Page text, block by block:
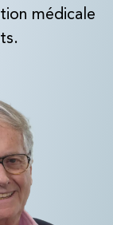
médicale